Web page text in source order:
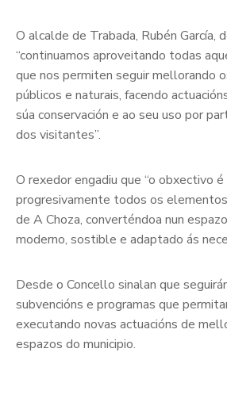
O alcalde de Trabada, Rubén García,
“continuamos aproveitando todas
que nos permiten seguir mellorando
públicos e naturais, facendo
súa conservación e ao seu uso por
dos visitantes”.
O rexedor engadiu que “o obxectivo
progresivamente todos os
de A Choza, converténdoa nun
moderno, sostible e adaptado ás
Desde o Concello sinalan que
subvencións e programas que
executando novas actuacións de
espazos do municipio.